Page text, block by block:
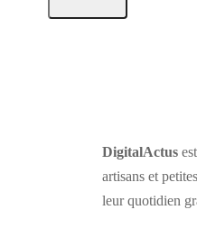
DigitalActus
artisans et
leur quotidien